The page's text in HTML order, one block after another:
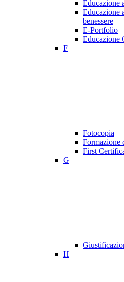
Educazione
Educazione
benessere
E-Portfolio
Educazione
F
Fotocopia
Formazione
First
G
H